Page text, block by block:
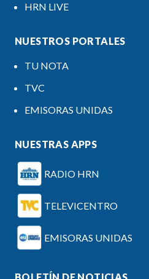
HRN LIVE
NUESTROS PORTALES
TU NOTA
TVC
EMISORAS UNIDAS
NUESTRAS APPS
RADIO HRN
TELEVICENTRO
EMISORAS UNIDAS